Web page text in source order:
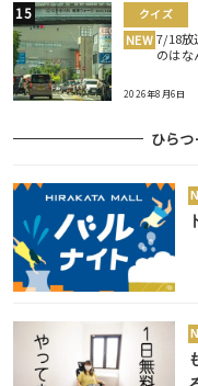
クイズ
NEW 7/18放
のはな
2026年8月6日
ひら